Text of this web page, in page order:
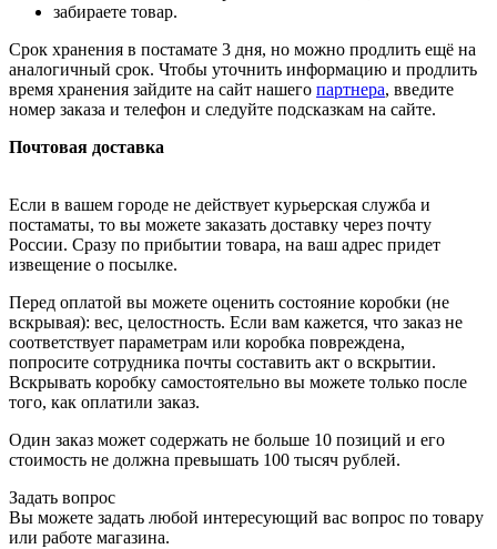
забираете товар.
Срок хранения в постамате 3 дня, но можно продлить ещё на
аналогичный срок. Чтобы уточнить информацию и продлить
время хранения зайдите на сайт нашего партнера, введите
номер заказа и телефон и следуйте подсказкам на сайте.
Почтовая доставка
Если в вашем городе не действует курьерская служба и
постаматы, то вы можете заказать доставку через почту
России. Сразу по прибытии товара, на ваш адрес придет
извещение о посылке.
Перед оплатой вы можете оценить состояние коробки (не
вскрывая): вес, целостность. Если вам кажется, что заказ не
соответствует параметрам или коробка повреждена,
попросите сотрудника почты составить акт о вскрытии.
Вскрывать коробку самостоятельно вы можете только после
того, как оплатили заказ.
Один заказ может содержать не больше 10 позиций и его
стоимость не должна превышать 100 тысяч рублей.
Задать вопрос
Вы можете задать любой интересующий вас вопрос по товару
или работе магазина.